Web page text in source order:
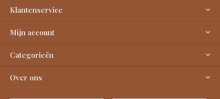
Klantenservice
Mijn account
Categorieën
Over ons